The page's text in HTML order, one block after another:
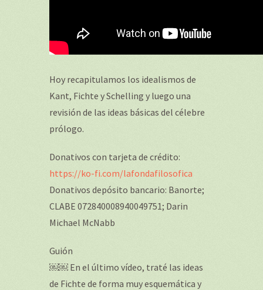
Hoy recapitulamos los idealismos de
Kant, Fichte y Schelling y luego una
revisión de las ideas básicas del célebre
prólogo.
Donativos con tarjeta de crédito:
https://ko-fi.com/lafondafilosofica
Donativos depósito bancario: Banorte;
CLABE 072840008940049751; Darin
Michael McNabb
Guión
￼￼ En el último vídeo, traté las ideas
de Fichte de forma muy esquemática y